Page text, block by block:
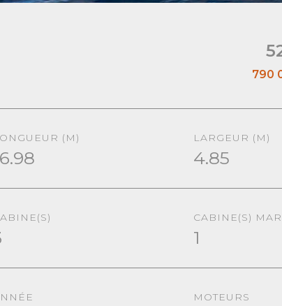
790
(M) LARGEUR (M)
4.85
CABINE(S)
1
MOTEURS